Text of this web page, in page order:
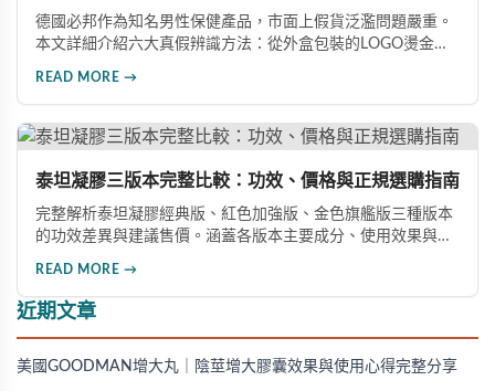
德國必邦作為知名男性保健產品，市面上假貨泛濫問題嚴重。
本文詳細介紹六大真假辨識方法：從外盒包裝的LOGO燙金工
產品。
READ MORE →
泰坦凝膠三版本完整比較：功效、價格與正規選購指南
完整解析泰坦凝膠經典版、紅色加強版、金色旗艦版三種版本
的功效差異與建議售價。涵蓋各版本主要成分、使用效果與適
READ MORE →
近期文章
美國GOODMAN增大丸｜陰莖增大膠囊效果與使用心得完整分享